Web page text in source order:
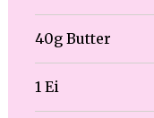
40g Butter
1 Ei